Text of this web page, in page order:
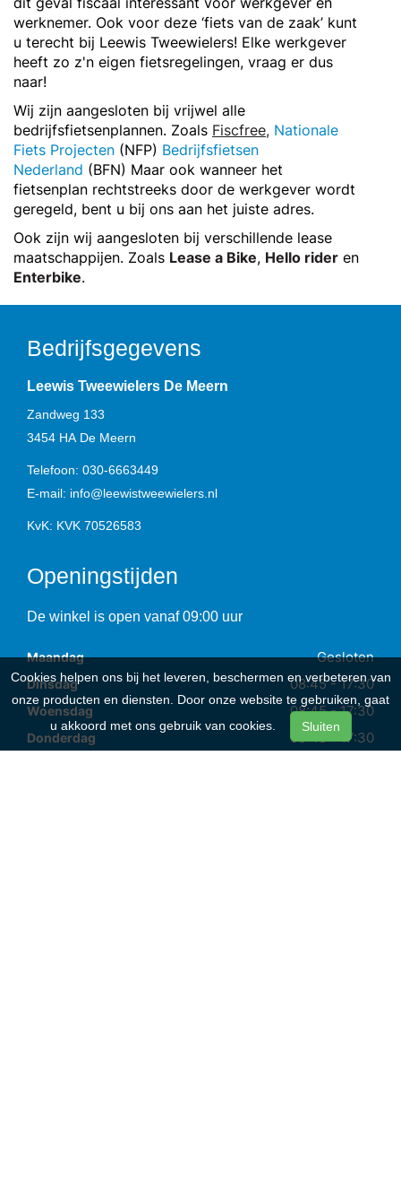
werknemer. Ook voor deze ‘fiets van de zaak’ kunt
u terecht bij Leewis Tweewielers! Elke werkgever
heeft zo z'n eigen fietsregelingen, vraag er dus
naar!
Wij zijn aangesloten bij vrijwel alle
bedrijfsfietsenplannen. Zoals Fiscfree, Nationale
Fiets Projecten (NFP) Bedrijfsfietsen
Nederland (BFN) Maar ook wanneer het
fietsenplan rechtstreeks door de werkgever wordt
geregeld, bent u bij ons aan het juiste adres.
Ook zijn wij aangesloten bij verschillende lease
maatschappijen. Zoals Lease a Bike, Hello rider en
Enterbike.
Bedrijfsgegevens
Leewis Tweewielers De Meern
Zandweg 133
3454 HA De Meern
Telefoon: 030-6663449
E-mail: info@leewistweewielers.nl
KvK: KVK 70526583
Openingstijden
De winkel is open vanaf 09:00 uur
Maandag Gesloten
Dinsdag 08:45 - 17:30
Woensdag 08:45 - 17:30
Donderdag 08:45 - 17:30
Cookies helpen ons bij het leveren, beschermen en verbeteren van
onze producten en diensten. Door onze website te gebruiken, gaat
u akkoord met ons gebruik van cookies.
Sluiten